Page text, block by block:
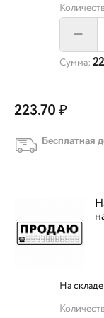
–
Сумма:
223.70₽
Бесплатная
На